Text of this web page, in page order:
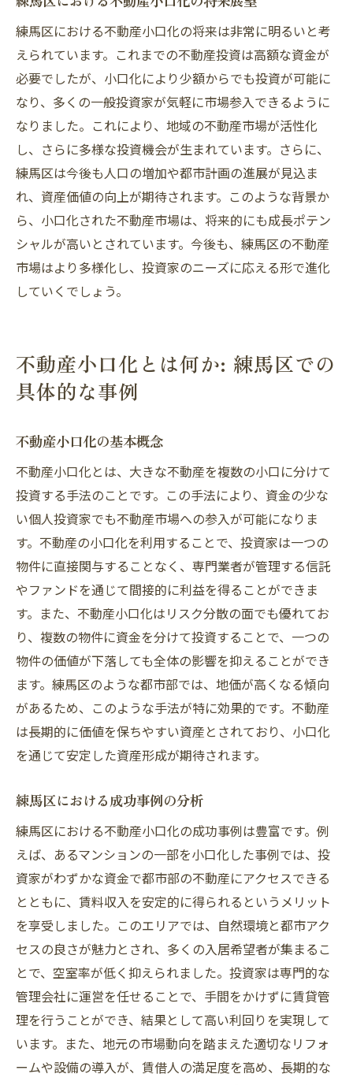
練馬区における不動産小口化の将来は非常に明るいと考
えられています。これまでの不動産投資は高額な資金が
必要でしたが、小口化により少額からでも投資が可能に
なり、多くの一般投資家が気軽に市場参入できるように
なりました。これにより、地域の不動産市場が活性化
し、さらに多様な投資機会が生まれています。さらに、
練馬区は今後も人口の増加や都市計画の進展が見込ま
れ、資産価値の向上が期待されます。このような背景か
ら、小口化された不動産市場は、将来的にも成長ポテン
シャルが高いとされています。今後も、練馬区の不動産
市場はより多様化し、投資家のニーズに応える形で進化
していくでしょう。
不動産小口化とは何か: 練馬区での
具体的な事例
不動産小口化の基本概念
不動産小口化とは、大きな不動産を複数の小口に分けて
投資する手法のことです。この手法により、資金の少な
い個人投資家でも不動産市場への参入が可能になりま
す。不動産の小口化を利用することで、投資家は一つの
物件に直接関与することなく、専門業者が管理する信託
やファンドを通じて間接的に利益を得ることができま
す。また、不動産小口化はリスク分散の面でも優れてお
り、複数の物件に資金を分けて投資することで、一つの
物件の価値が下落しても全体の影響を抑えることができ
ます。練馬区のような都市部では、地価が高くなる傾向
があるため、このような手法が特に効果的です。不動産
は長期的に価値を保ちやすい資産とされており、小口化
を通じて安定した資産形成が期待されます。
練馬区における成功事例の分析
練馬区における不動産小口化の成功事例は豊富です。例
えば、あるマンションの一部を小口化した事例では、投
資家がわずかな資金で都市部の不動産にアクセスできる
とともに、賃料収入を安定的に得られるというメリット
を享受しました。このエリアでは、自然環境と都市アク
セスの良さが魅力とされ、多くの入居希望者が集まるこ
とで、空室率が低く抑えられました。投資家は専門的な
管理会社に運営を任せることで、手間をかけずに賃貸管
理を行うことができ、結果として高い利回りを実現して
います。また、地元の市場動向を踏まえた適切なリフォ
ームや設備の導入が、賃借人の満足度を高め、長期的な